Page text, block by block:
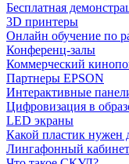
Бесплатная
3D принтеры
Онлайн обучение по
Конференц-залы
Коммерческий
Партнеры EPSON
Интерактивные
Цифровизация в
LED экраны
Какой пластик нужен
Лингафонный кабинет